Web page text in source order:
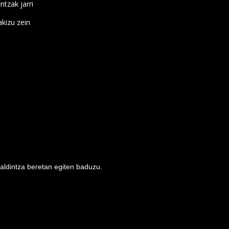
jarri
zein
beretan egiten baduzu.